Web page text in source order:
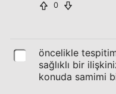
0
öncelikle
sağlıklı bir
konuda samimi